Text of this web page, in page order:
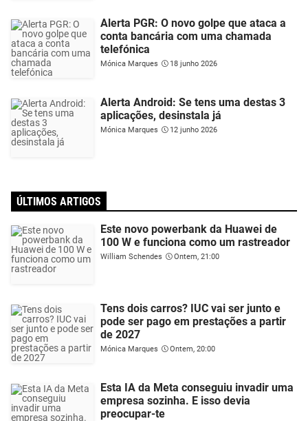
Alerta PGR: O novo golpe que ataca a
conta bancária com uma chamada
telefónica
Mónica Marques 18 junho 2026
Alerta Android: Se tens uma destas 3
aplicações, desinstala já
Mónica Marques 12 junho 2026
ÚLTIMOS ARTIGOS
Este novo powerbank da Huawei de
100 W e funciona como um rastreador
William Schendes Ontem, 21:00
Tens dois carros? IUC vai ser junto e
pode ser pago em prestações a partir
de 2027
Mónica Marques Ontem, 20:00
Esta IA da Meta conseguiu invadir uma
empresa sozinha. E isso devia
preocupar-te